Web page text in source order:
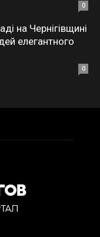
0
на Чернігівщині
елегантного
0